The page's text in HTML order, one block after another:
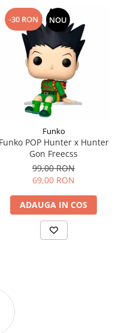
-30 RON NOU
Funko
Funko POP Hunter x Hunter
Gon Freecss
99,00 RON
69,00 RON
ADAUGA IN COS